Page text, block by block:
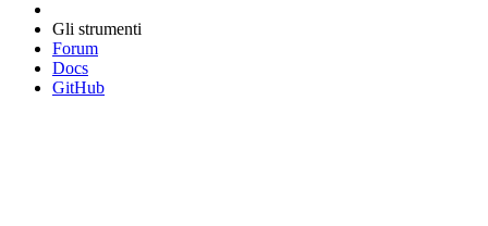
Gli strumenti
Forum
Docs
GitHub